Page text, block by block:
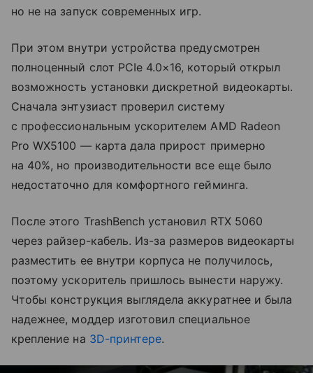
но не на запуск современных игр.
При этом внутри устройства предусмотрен
полноценный слот PCIe 4.0×16, который открыл
возможность установки дискретной видеокарты.
Сначала энтузиаст проверил систему
с профессиональным ускорителем AMD Radeon
Pro WX5100 — карта дала прирост примерно
на 40%, но производительности все еще было
недостаточно для комфортного гейминга.
После этого TrashBench установил RTX 5060
через райзер-кабель. Из-за размеров видеокарты
разместить ее внутри корпуса не получилось,
поэтому ускоритель пришлось вынести наружу.
Чтобы конструкция выглядела аккуратнее и была
надежнее, моддер изготовил специальное
крепление на 3D-принтере.